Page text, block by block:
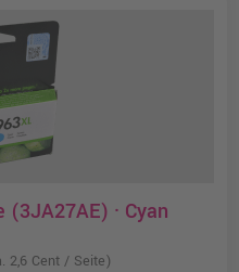
(3JA27AE) · Cyan
2,6 Cent / Seite)